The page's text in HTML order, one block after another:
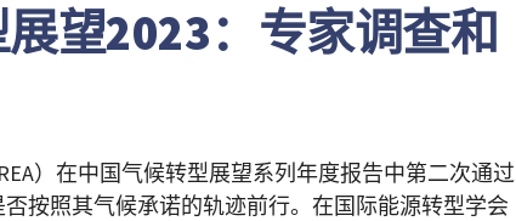
望2023：专家调查和
）在中国气候转型展望系列年度报告中第二次通过
按照其气候承诺的轨迹前行。在国际能源转型学会